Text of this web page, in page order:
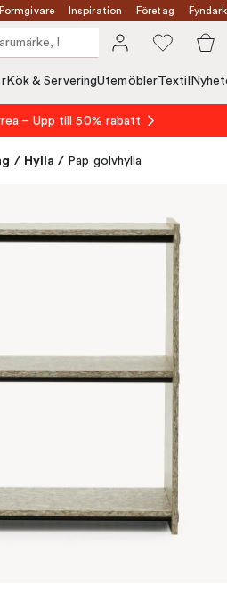
Formgivare Inspiration Företag
Kök & ServeringUtemöblerTextil
– Upp till 50% rabatt
/ Hylla / Pap golvhylla